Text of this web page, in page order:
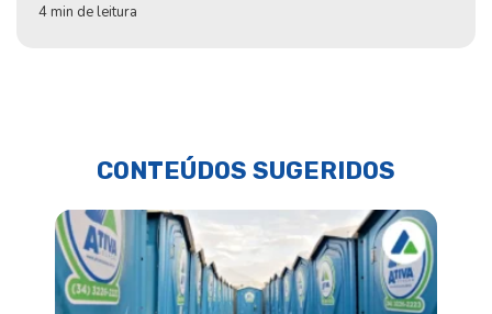
4 min de leitura
CONTEÚDOS SUGERIDOS